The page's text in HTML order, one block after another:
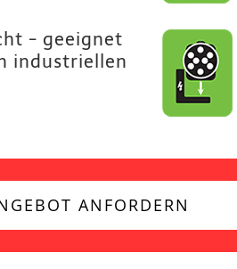
- geeignet
industriellen
ANFORDERN